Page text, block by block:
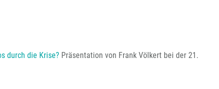
durch die Krise? Präsentation von Frank Völkert bei der 21.